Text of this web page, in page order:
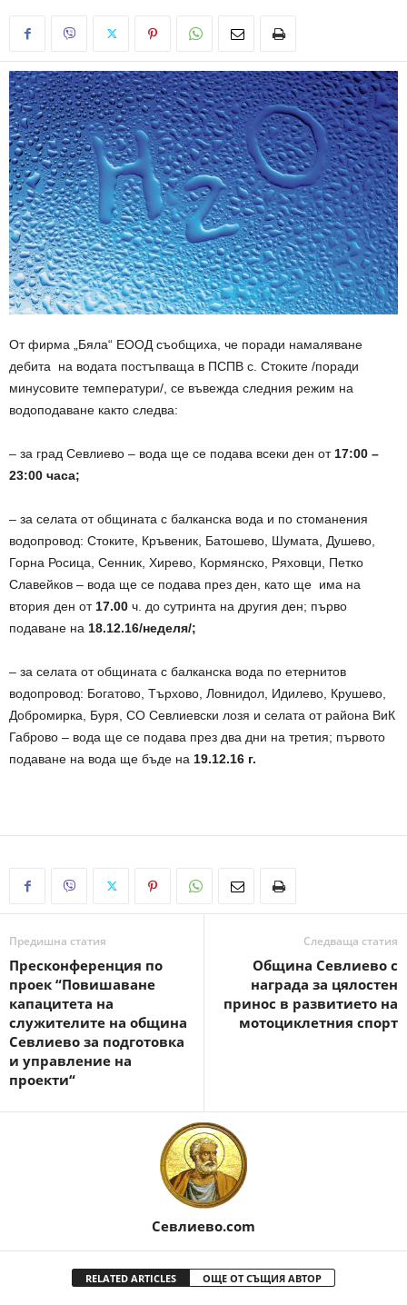
От фирма „Бяла“ ЕООД съобщиха, че поради намаляване
дебита на водата постъпваща в ПСПВ с. Стоките /поради
минусовите температури/, се въвежда следния режим на
водоподаване както следва:
– за град Севлиево – вода ще се подава всеки ден от 17:00 –
23:00 часа;
– за селата от общината с балканска вода и по стоманения
водопровод: Стоките, Кръвеник, Батошево, Шумата, Душево,
Горна Росица, Сенник, Хирево, Кормянско, Ряховци, Петко
Славейков – вода ще се подава през ден, като ще има на
втория ден от 17.00 ч. до сутринта на другия ден; първо
подаване на 18.12.16/неделя/;
– за селата от общината с балканска вода по етернитов
водопровод: Богатово, Търхово, Ловнидол, Идилево, Крушево,
Добромирка, Буря, СО Севлиевски лозя и селата от района ВиК
Габрово – вода ще се подава през два дни на третия; първото
подаване на вода ще бъде на 19.12.16 г.
Предишна статия
Пресконференция по
проек “Повишаване
капацитета на
служителите на община
Севлиево за подготовка
и управление на
проекти“
Следваща статия
Община Севлиево с
награда за цялостен
принос в развитието на
мотоциклетния спорт
Севлиево.com
RELATED ARTICLES ОЩЕ ОТ СЪЩИЯ АВТОР